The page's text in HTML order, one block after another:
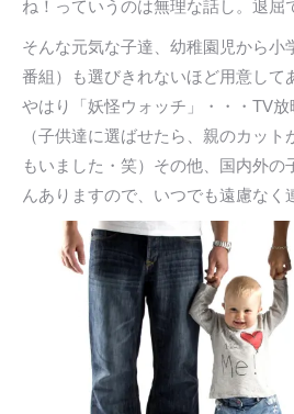
ね！っていうのは無理な話し。退屈
そんな元気な子達、幼稚園児から小
番組）も選びきれないほど用意して
やはり「妖怪ウォッチ」・・・TV
（子供達に選ばせたら、親のカッ
もいました・笑）その他、国内外の
んありますので、いつでも遠慮なく